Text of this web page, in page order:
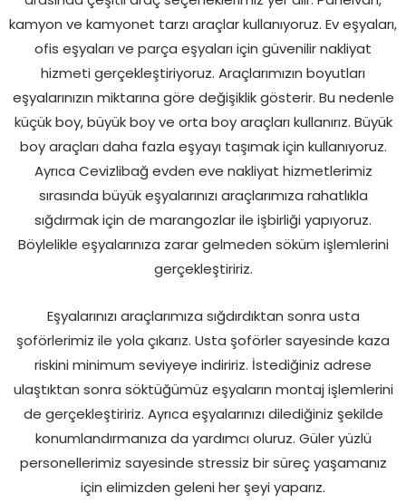
kamyon ve kamyonet tarzı araçlar kullanıyoruz. Ev eşyaları,
ofis eşyaları ve parça eşyaları için güvenilir nakliyat
hizmeti gerçekleştiriyoruz. Araçlarımızın boyutları
eşyalarınızın miktarına göre değişiklik gösterir. Bu nedenle
küçük boy, büyük boy ve orta boy araçları kullanırız. Büyük
boy araçları daha fazla eşyayı taşımak için kullanıyoruz.
Ayrıca Cevizlibağ evden eve nakliyat hizmetlerimiz
sırasında büyük eşyalarınızı araçlarımıza rahatlıkla
sığdırmak için de marangozlar ile işbirliği yapıyoruz.
Böylelikle eşyalarınıza zarar gelmeden söküm işlemlerini
gerçekleştiririz.
Eşyalarınızı araçlarımıza sığdırdıktan sonra usta
şoförlerimiz ile yola çıkarız. Usta şoförler sayesinde kaza
riskini minimum seviyeye indiririz. İstediğiniz adrese
ulaştıktan sonra söktüğümüz eşyaların montaj işlemlerini
de gerçekleştiririz. Ayrıca eşyalarınızı dilediğiniz şekilde
konumlandırmanıza da yardımcı oluruz. Güler yüzlü
personellerimiz sayesinde stressiz bir süreç yaşamanız
için elimizden geleni her şeyi yaparız.